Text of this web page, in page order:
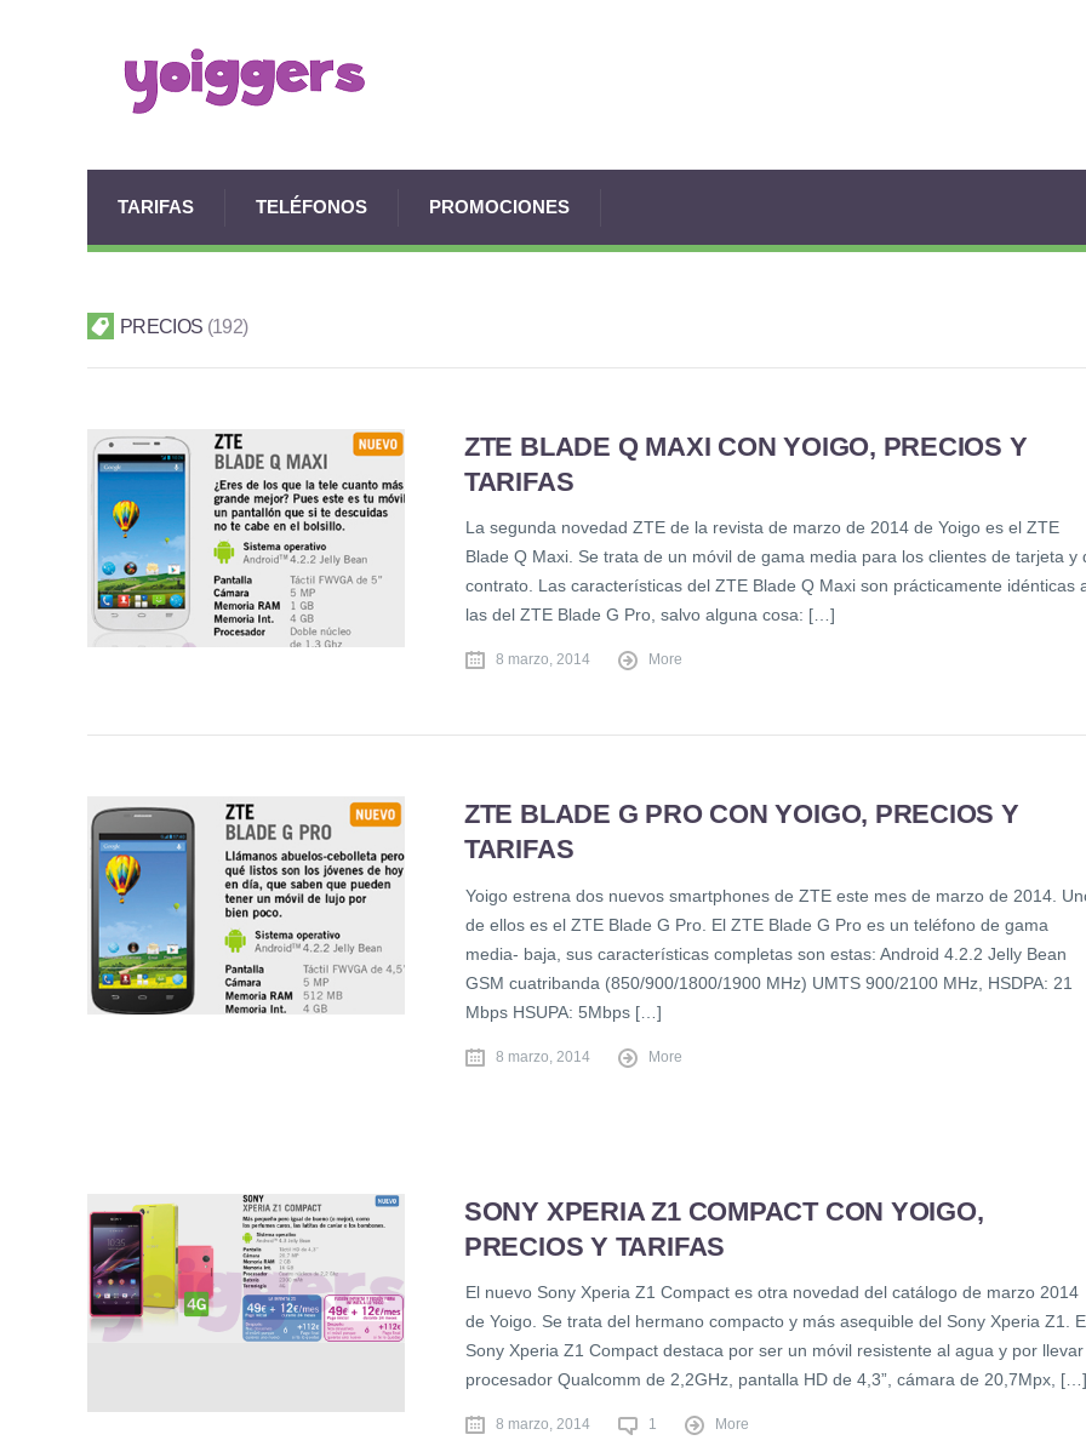
TARIFAS TELÉFONOS PROMOCIONES
PRECIOS 192
ZTE BLADE Q MAXI CON YOIGO, PRECIOS Y
TARIFAS
La segunda novedad ZTE de la revista de marzo de 2014 de Yoigo es el ZTE
Blade Q Maxi. Se trata de un móvil de gama media para los clientes de tarjeta y
contrato. Las características del ZTE Blade Q Maxi son prácticamente idénticas
las del ZTE Blade G Pro, salvo alguna cosa: […]
8 marzo, 2014 More
ZTE BLADE G PRO CON YOIGO, PRECIOS Y
TARIFAS
Yoigo estrena dos nuevos smartphones de ZTE este mes de marzo de 2014.
de ellos es el ZTE Blade G Pro. El ZTE Blade G Pro es un teléfono de gama
media- baja, sus características completas son estas: Android 4.2.2 Jelly Bean
GSM cuatribanda (850/900/1800/1900 MHz) UMTS 900/2100 MHz, HSDPA: 21
Mbps HSUPA: 5Mbps […]
8 marzo, 2014 More
SONY XPERIA Z1 COMPACT CON YOIGO,
PRECIOS Y TARIFAS
El nuevo Sony Xperia Z1 Compact es otra novedad del catálogo de marzo 2014
de Yoigo. Se trata del hermano compacto y más asequible del Sony Xperia Z1.
Sony Xperia Z1 Compact destaca por ser un móvil resistente al agua y por llevar
procesador Qualcomm de 2,2GHz, pantalla HD de 4,3”, cámara de 20,7Mpx, […]
8 marzo, 2014 1 More